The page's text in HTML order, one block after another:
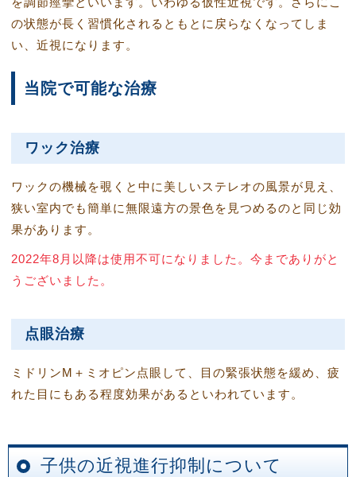
の状態が長く習慣化されるともとに戻らなくなってしま
い、近視になります。
当院で可能な治療
ワック治療
ワックの機械を覗くと中に美しいステレオの風景が見え、
狭い室内でも簡単に無限遠方の景色を見つめるのと同じ効
果があります。
2022年8月以降は使用不可になりました。今までありがと
うございました。
点眼治療
ミドリンM＋ミオピン点眼して、目の緊張状態を緩め、疲
れた目にもある程度効果があるといわれています。
子供の近視進行抑制について